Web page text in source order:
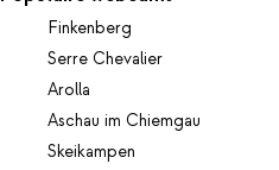
Finkenberg
Serre Chevalier
Arolla
Aschau im Chiemgau
Skeikampen